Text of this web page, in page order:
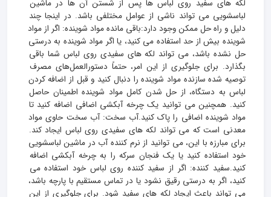
لکه های سفید روی لباس ها پس از شستن آن ها در ماشین
لباسشویی می تواند ناشی از عوامل مختلفی باشد. در اینجا چند
دلیل و راه حل ممکن وجود دارد:باقی مانده مواد شوینده: اگر از مواد
شوینده بیش از حد استفاده می کنید، یا اگر مواد شوینده به درستی
حل نشده باشد، می تواند لکه های سفیدی روی لباس شما باقی
بگذارد. برای جلوگیری از این امر، حتماً دستورالعمل‌های مصرف
توصیه شده سازنده مواد شوینده را دنبال کنید و قبل از اضافه کردن
لباس به دستگاه، از حل شدن کامل مواد شوینده اطمینان حاصل
کنید. همچنین می توانید یک چرخه آبکشی اضافی اضافه کنید تا
مواد شوینده اضافی را پاک کنید.آب سخت: آب سخت حاوی مواد
معدنی است که می تواند لکه های سفیدی روی لباس ایجاد کند.
برای مبارزه با این، می توانید از نرم کننده آب در ماشین لباسشویی
خود استفاده کنید یا یک فنجان سرکه را به چرخه آبکشی اضافه
کنید.سفید کننده: اگر از سفید کننده روی لباس خود استفاده می
کنید، اگر به درستی رقیق نشود یا در تماس مستقیم با پارچه باشد،
می تواند باعث ایجاد لکه های سفید شود. برای جلوگیری از این